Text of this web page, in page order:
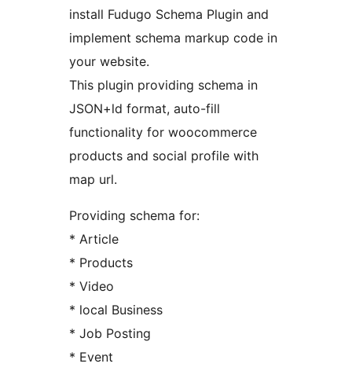
install Fudugo Schema Plugin and
implement schema markup code in
your website.
This plugin providing schema in
JSON+ld format, auto-fill
functionality for woocommerce
products and social profile with
map url.
Providing schema for:
* Article
* Products
* Video
* local Business
* Job Posting
* Event